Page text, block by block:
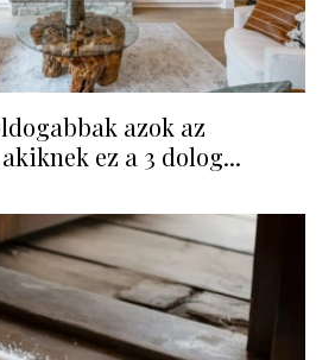
azok az
ez a 3 dolog...